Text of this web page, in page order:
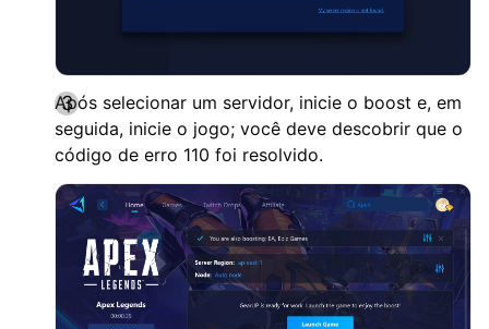
Após selecionar um servidor, inicie o boost e, em
seguida, inicie o jogo; você deve descobrir que o
código de erro 110 foi resolvido.